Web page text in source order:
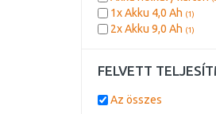
1x Akku 4,0 Ah (1)
2x Akku 9,0 Ah (1)
FELVETT
Az összes